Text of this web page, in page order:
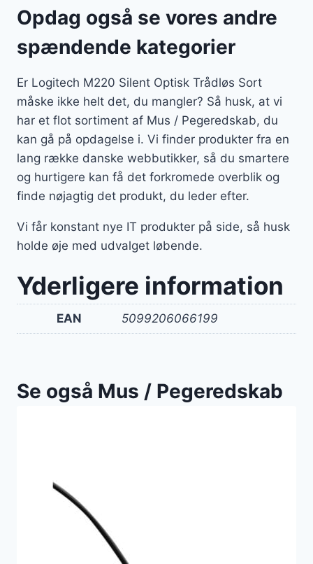
Opdag også se vores andre
spændende kategorier
Er Logitech M220 Silent Optisk Trådløs Sort
måske ikke helt det, du mangler? Så husk, at vi
har et flot sortiment af Mus / Pegeredskab, du
kan gå på opdagelse i. Vi finder produkter fra en
lang række danske webbutikker, så du smartere
og hurtigere kan få det forkromede overblik og
finde nøjagtig det produkt, du leder efter.
Vi får konstant nye IT produkter på side, så husk
holde øje med udvalget løbende.
Yderligere information
EAN 5099206066199
Se også Mus / Pegeredskab